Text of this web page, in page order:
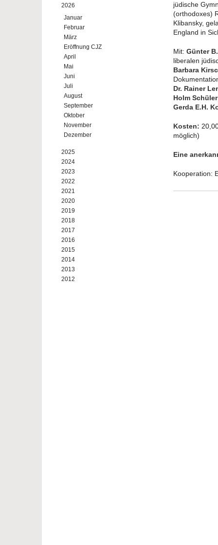
2026
Januar
Februar
März
Eröffnung CJZ
April
Mai
Juni
Juli
August
September
Oktober
November
Dezember
2025
2024
2023
2022
2021
2020
2019
2018
2017
2016
2015
2014
2013
2012
jüdische
(orthodoxes)
Klibansky,
England in
Mit: Günter
liberalen
Barbara
Dr. Rainer
Holm Schüler
Gerda E.H.
Kosten:
möglich)
Eine
Kooperation: